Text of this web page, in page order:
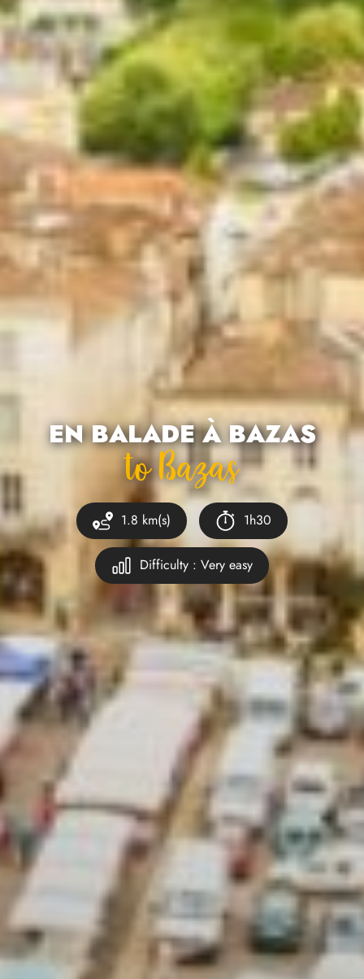
EN BALADE À BAZAS
To Bazas
1.8 km(s) 1h30
Difficulty : Very easy